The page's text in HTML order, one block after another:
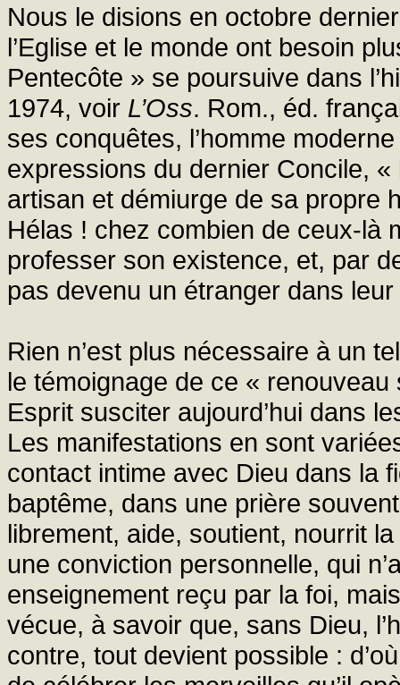
Nous le disions en octobre
l’Eglise et le monde ont besoin
Pentecôte » se poursuive dans
1974, voir L’Oss. Rom., éd.
ses conquêtes, l’homme
expressions du dernier Concile,
artisan et démiurge de sa propre
Hélas ! chez combien de ceux-là
professer son existence, et, par
pas devenu un étranger dans
Rien n’est plus nécessaire à un
le témoignage de ce «
Esprit susciter aujourd’hui dans
Les manifestations en sont
contact intime avec Dieu dans la
baptême, dans une prière
librement, aide, soutient, nourrit
une conviction personnelle, qui
enseignement reçu par la foi,
vécue, à savoir que, sans Dieu,
contre, tout devient possible :